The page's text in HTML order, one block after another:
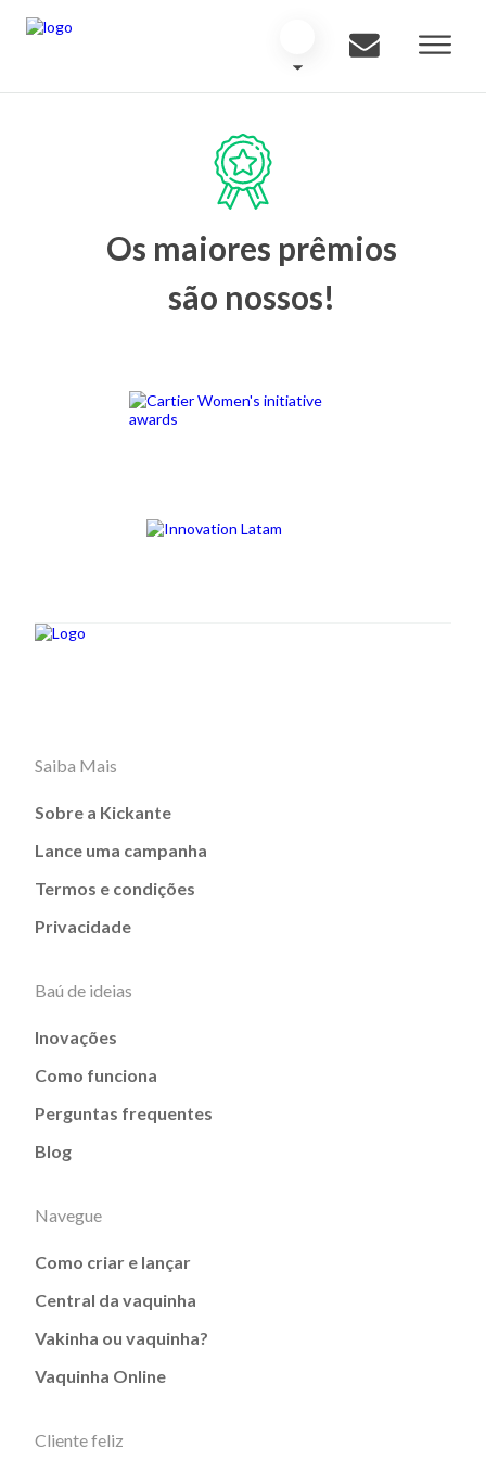
Os maiores prêmios
são nossos!
Saiba Mais
Sobre a Kickante
Lance uma campanha
Termos e condições
Privacidade
Baú de ideias
Inovações
Como funciona
Perguntas frequentes
Blog
Navegue
Como criar e lançar
Central da vaquinha
Vakinha ou vaquinha?
Vaquinha Online
Cliente feliz